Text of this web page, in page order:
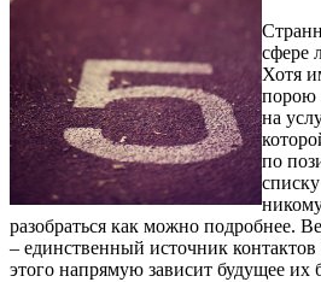
сфере
Хотя
порою
на
по
разобраться как можно подробнее.
– единственный источник
этого напрямую зависит будущее их